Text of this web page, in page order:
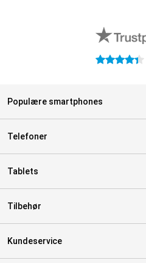
4.4 stjerner
Populære smartphones
Telefoner
Tablets
Tilbehør
Kundeservice